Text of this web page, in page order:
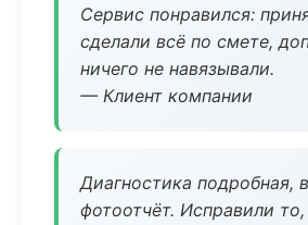
Сервис понравился:
сделали всё по смете,
ничего не навязывали.
— Клиент компании
Диагностика подробная,
фотоотчёт. Исправили